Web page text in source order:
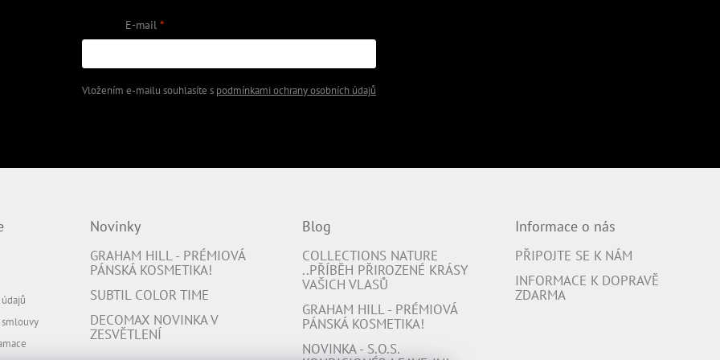
E-mail
Vložením e-mailu souhlasíte s podmínkami ochrany osobních údajů
Novinky
GRAHAM HILL - PRÉMIOVÁ
PÁNSKÁ KOSMETIKA!
SUBTIL COLOR TIME
DECOMAX NOVINKA V
ZESVĚTLENÍ
Blog
COLLECTIONS NATURE
..PŘÍBĚH PŘIROZENÉ KRÁSY
VAŠICH VLASŮ
GRAHAM HILL - PRÉMIOVÁ
PÁNSKÁ KOSMETIKA!
NOVINKA - S.O.S.
Informace o nás
PŘIPOJTE SE K NÁM
INFORMACE K DOPRAVĚ
ZDARMA